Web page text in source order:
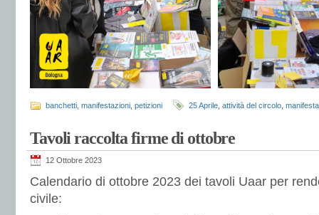
banchetti manifestazioni petizioni 25 Aprile attività del circolo
Tavoli raccolta firme di ottobre
12 Ottobre 2023
Calendario di ottobre 2023 dei tavoli Uaar per
civile: